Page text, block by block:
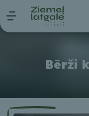
Bērži